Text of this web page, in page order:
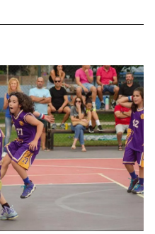
el alta de la